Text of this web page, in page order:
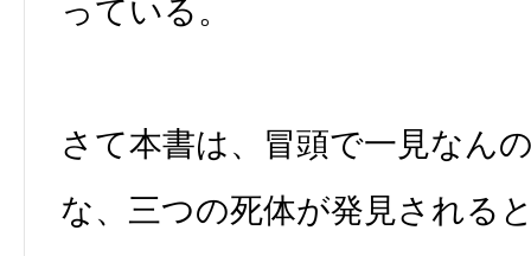
っている。
さて本書は、冒頭で一見なん
な、三つの死体が発見される